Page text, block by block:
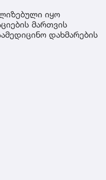
იყო
მართვის
დახმარების